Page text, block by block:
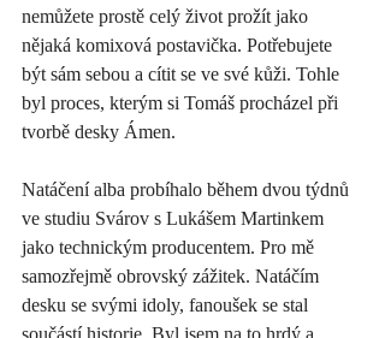
nemůžete prostě celý život prožít jako
nějaká komixová postavička. Potřebujete
být sám sebou a cítit se ve své kůži. Tohle
byl proces, kterým si Tomáš procházel při
tvorbě desky Ámen.
Natáčení alba probíhalo během dvou týdnů
ve studiu Svárov s Lukášem Martinkem
jako technickým producentem. Pro mě
samozřejmě obrovský zážitek. Natáčím
desku se svými idoly, fanoušek se stal